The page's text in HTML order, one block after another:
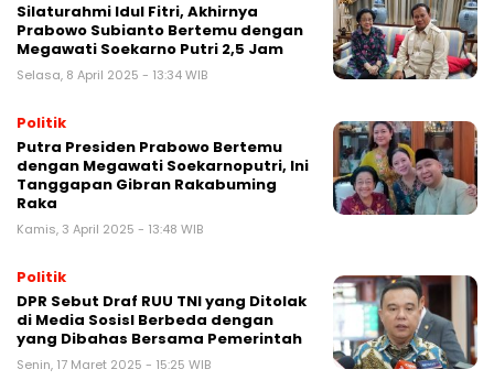
Silaturahmi Idul Fitri, Akhirnya
Prabowo Subianto Bertemu dengan
Megawati Soekarno Putri 2,5 Jam
Selasa, 8 April 2025 - 13:34 WIB
Politik
Putra Presiden Prabowo Bertemu
dengan Megawati Soekarnoputri, Ini
Tanggapan Gibran Rakabuming
Raka
Kamis, 3 April 2025 - 13:48 WIB
Politik
DPR Sebut Draf RUU TNI yang Ditolak
di Media Sosisl Berbeda dengan
yang Dibahas Bersama Pemerintah
Senin, 17 Maret 2025 - 15:25 WIB